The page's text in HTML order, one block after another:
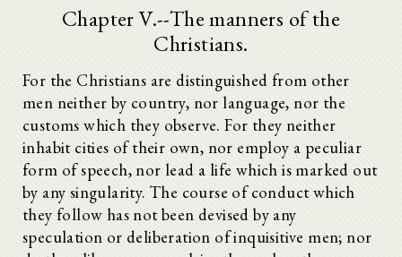
Chapter V.--The manners of the
Christians.
For the Christians are distinguished from other
men neither by country, nor language, nor the
customs which they observe. For they neither
inhabit cities of their own, nor employ a peculiar
form of speech, nor lead a life which is marked out
by any singularity. The course of conduct which
they follow has not been devised by any
speculation or deliberation of inquisitive men; nor